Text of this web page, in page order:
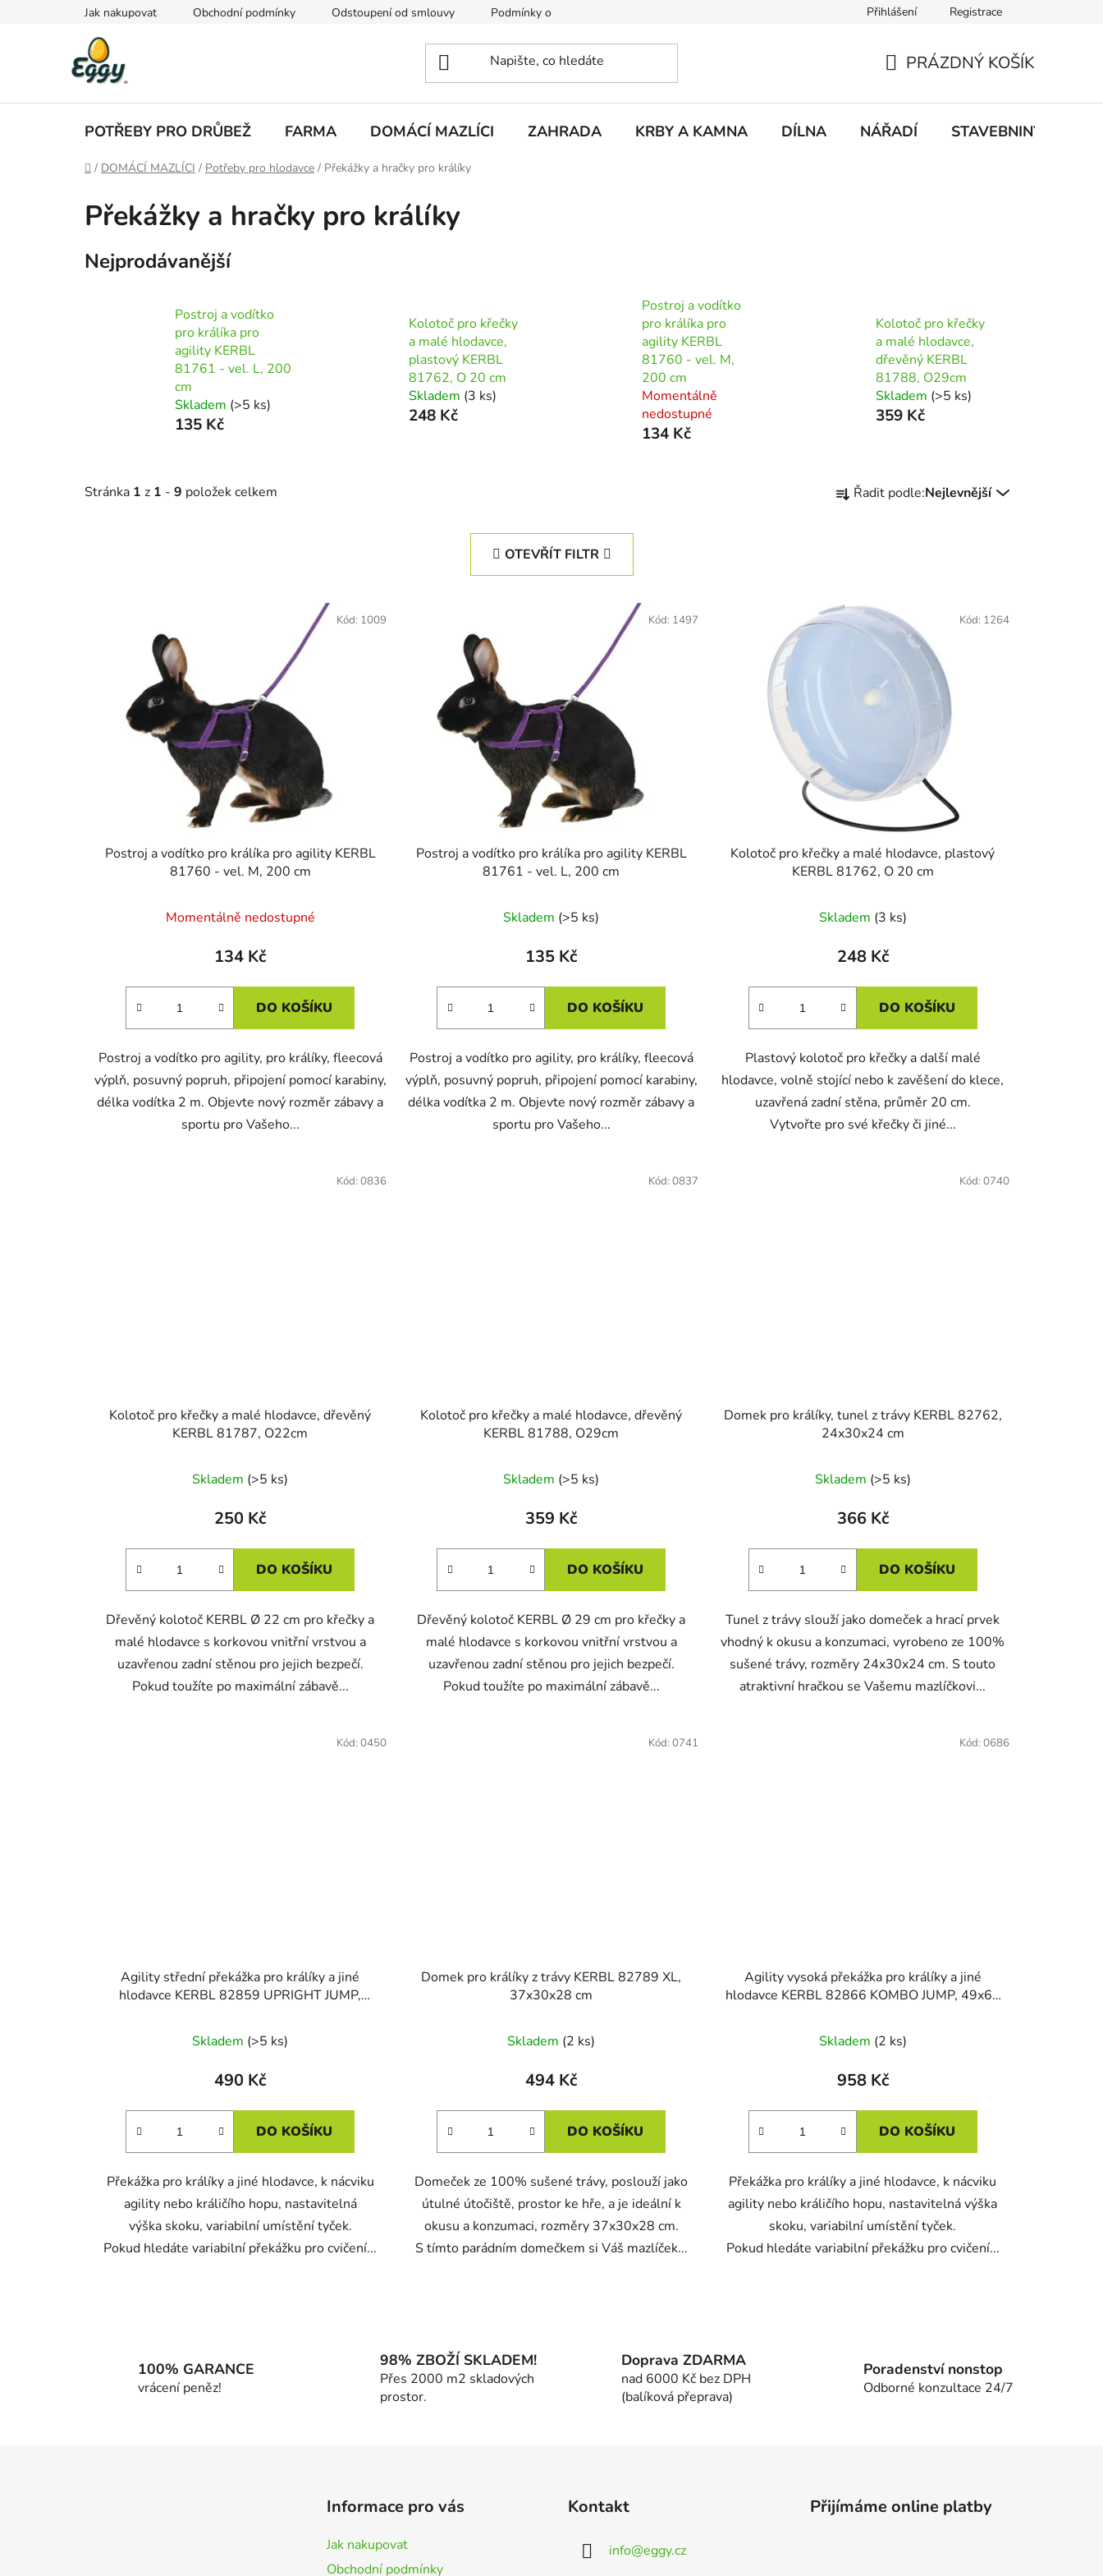
Jak nakupovat Obchodní podmínky Odstoupení od smlouvy Podmínky ochrany osobních údajů Doprava a platbaPřihlášení Registrace
KOŠÍK
PRÁZDNÝ KOŠÍK
POTŘEBY PRO DRŮBEŽ FARMA DOMÁCÍ MAZLÍCI ZAHRADA KRBY A KAMNA DÍLNA NÁŘADÍ STAVEBNINY
Domů
/ DOMÁCÍ MAZLÍCI / Potřeby pro hlodavce / Překážky a hračky pro králíky
Překážky a hračky pro králíky
Nejprodávanější
Postroj a vodítko
pro králíka pro
agility KERBL
81761 - vel. L, 200
cm
Skladem (>5 ks)
135 Kč
Kolotoč pro křečky
a malé hlodavce,
plastový KERBL
81762, O 20 cm
Skladem (3 ks)
248 Kč
Postroj a vodítko
pro králíka pro
agility KERBL
81760 - vel. M,
200 cm
Momentálně
nedostupné
134 Kč
Kolotoč pro křečky
a malé hlodavce,
dřevěný KERBL
81788, O29cm
Skladem (>5 ks)
359 Kč
Stránka 1 z 1 - 9 položek celkem
a
p
r
t
ů
Řadit podle:Nejlevnější
OTEVŘÍT FILTR
Postroj a vodítko pro králíka pro agility KERBL
81760 - vel. M, 200 cm
Momentálně nedostupné
134 Kč
DO KOŠÍKU
Postroj a vodítko pro agility, pro králíky, fleecová
výplň, posuvný popruh, připojení pomocí karabiny,
délka vodítka 2 m. Objevte nový rozměr zábavy a
sportu pro Vašeho...
Kód: 1009
Postroj a vodítko pro králíka pro agility KERBL
81761 - vel. L, 200 cm
Skladem (>5 ks)
135 Kč
DO KOŠÍKU
Postroj a vodítko pro agility, pro králíky, fleecová
výplň, posuvný popruh, připojení pomocí karabiny,
délka vodítka 2 m. Objevte nový rozměr zábavy a
sportu pro Vašeho...
Kód: 1497
Kolotoč pro křečky a malé hlodavce, plastový
KERBL 81762, O 20 cm
Skladem (3 ks)
248 Kč
DO KOŠÍKU
Plastový kolotoč pro křečky a další malé
hlodavce, volně stojící nebo k zavěšení do klece,
uzavřená zadní stěna, průměr 20 cm.
Vytvořte pro své křečky či jiné...
Kód: 1264
Kolotoč pro křečky a malé hlodavce, dřevěný
KERBL 81787, O22cm
Skladem (>5 ks)
250 Kč
DO KOŠÍKU
Dřevěný kolotoč KERBL Ø 22 cm pro křečky a
malé hlodavce s korkovou vnitřní vrstvou a
uzavřenou zadní stěnou pro jejich bezpečí.
Pokud toužíte po maximální zábavě...
Kód:0836
Kolotoč pro křečky a malé hlodavce, dřevěný
KERBL 81788, O29cm
Skladem (>5 ks)
359 Kč
DO KOŠÍKU
Dřevěný kolotoč KERBL Ø 29 cm pro křečky a
malé hlodavce s korkovou vnitřní vrstvou a
uzavřenou zadní stěnou pro jejich bezpečí.
Pokud toužíte po maximální zábavě...
Kód: 0837
Domek pro králíky, tunel z trávy KERBL 82762,
24x30x24 cm
Skladem (>5 ks)
366 Kč
DO KOŠÍKU
Tunel z trávy slouží jako domeček a hrací prvek
vhodný k okusu a konzumaci, vyrobeno ze 100%
sušené trávy, rozměry 24x30x24 cm. S touto
atraktivní hračkou se Vašemu mazlíčkovi...
Kód: 0740
Agility střední překážka pro králíky a jiné
hlodavce KERBL 82859 UPRIGHT JUMP,
Skladem (>5 ks)
490 Kč
DO KOŠÍKU
Překážka pro králíky a jiné hlodavce, k nácviku
agility nebo králičího hopu, nastavitelná
výška skoku, variabilní umístění tyček.
Pokud hledáte variabilní překážku pro cvičení...
Kód:0450
Domek pro králíky z trávy KERBL 82789 XL,
37x30x28 cm
Skladem (2 ks)
494 Kč
DO KOŠÍKU
Domeček ze 100% sušené trávy, poslouží jako
útulné útočiště, prostor ke hře, a je ideální k
okusu a konzumaci, rozměry 37x30x28 cm.
S tímto parádním domečkem si Váš mazlíček...
Kód: 0741
Agility vysoká překážka pro králíky a jiné
hlodavce KERBL 82866 KOMBO JUMP, 49x62
Skladem (2 ks)
958 Kč
DO KOŠÍKU
Překážka pro králíky a jiné hlodavce, k nácviku
agility nebo králičího hopu, nastavitelná výška
skoku, variabilní umístění tyček.
Pokud hledáte variabilní překážku pro cvičení...
Kód: 0686
100% GARANCE
vrácení peněz!
98% ZBOŽÍ SKLADEM!
Přes 2000 m2 skladových
prostor.
Doprava ZDARMA
nad 6000 Kč bez DPH
(balíková přeprava)
Poradenství nonstop
Odborné konzultace 24/7
Informace pro vás
Jak nakupovat
Obchodní podmínky
Kontakt
info@eggy.cz
Přijímáme online platby